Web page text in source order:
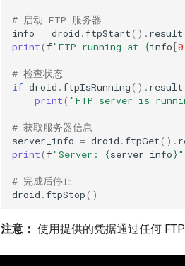
# 启动 FTP 服务器
info = droid .ftpStart() . result
print(f"FTP running at {info[0
# 检查状态
if droid .ftpIsRunning() . result
print( "FTP server is
# 获取服务器信息
server_info = droid .ftpGet() .
print(f"Server: {server_info}"
# 完成后停止
droid .ftpStop()
注意： 使用提供的凭据通过任何